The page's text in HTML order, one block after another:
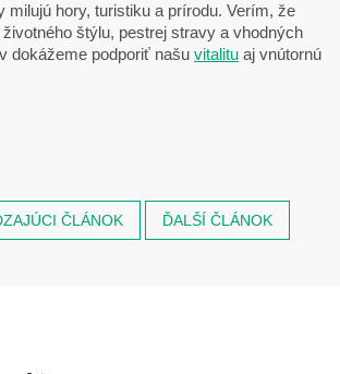
milujú hory, turistiku a prírodu. Verím, že
štýlu, pestrej stravy a vhodných
dokážeme podporiť našu vitalitu aj vnútornú
ČLÁNOK ĎALŠÍ ČLÁNOK